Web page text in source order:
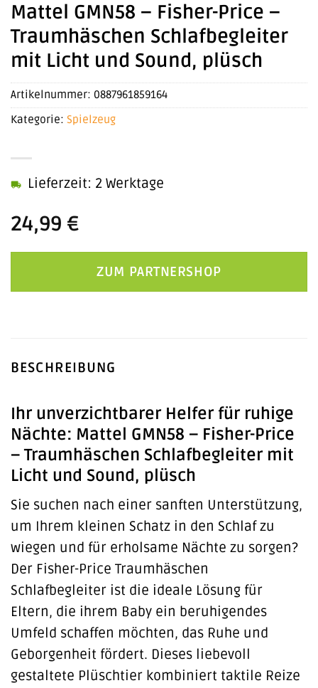
Mattel GMN58 – Fisher-Price –
Traumhäschen Schlafbegleiter
mit Licht und Sound, plüsch
24,99 €
Lieferzeit: 2 Werktage
ZUM PARTNERSHOP
Artikelnummer: 0887961859164
Kategorie: Spielzeug
BESCHREIBUNG
Ihr unverzichtbarer Helfer für ruhige
Nächte: Mattel GMN58 – Fisher-Price
– Traumhäschen Schlafbegleiter mit
Licht und Sound, plüsch
Sie suchen nach einer sanften Unterstützung,
um Ihrem kleinen Schatz in den Schlaf zu
wiegen und für erholsame Nächte zu sorgen?
Der Fisher-Price Traumhäschen
Schlafbegleiter ist die ideale Lösung für
Eltern, die ihrem Baby ein beruhigendes
Umfeld schaffen möchten, das Ruhe und
Geborgenheit fördert. Dieses liebevoll
gestaltete Plüschtier kombiniert taktile Reize